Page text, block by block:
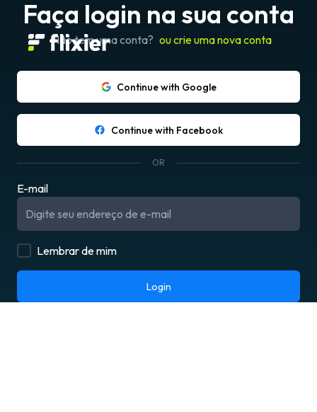
Faça login na sua conta
Não tem uma conta? ou crie uma nova conta
Continue with Google
Continue with Facebook
OR
E-mail
Lembrar de mim
Login